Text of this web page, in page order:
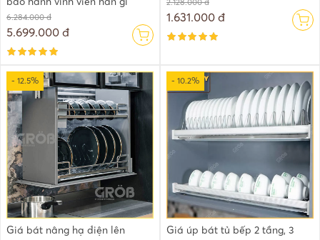
6.284.000 đ
5.699.000 đ
2.128.000 đ
1.631.000 đ
- 12.5%
Giá bát nâng hạ điện lên
- 10.2%
Giá úp bát tủ bếp 2 tầng, 3